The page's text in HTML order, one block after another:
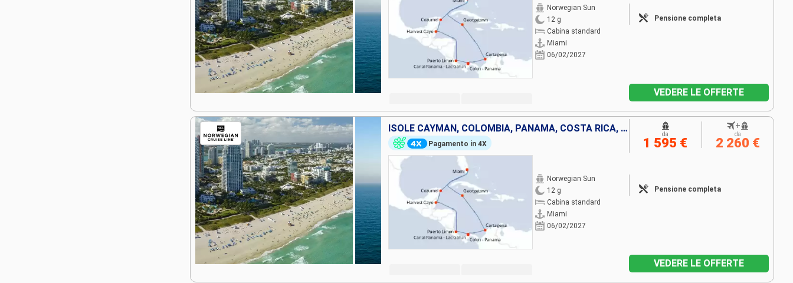
Norwegian Sun
12 g
Cabina standard
Miami
06/02/2027
Pensione completa
VEDERE LE OFFERTE
ISOLE CAYMAN, COLOMBIA, PANAMA, COSTA RICA, BELIZE, MESSICO, STATI UNITI
Pagamento in 4X
Norwegian Sun
12 g
Cabina standard
Miami
06/02/2027
Pensione completa
da
1 595 €
+
da
2 260 €
VEDERE LE OFFERTE